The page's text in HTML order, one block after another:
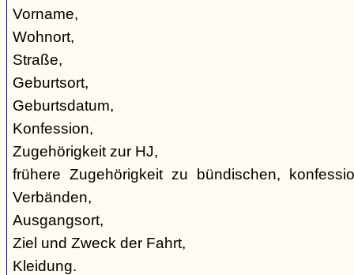
Vorname,
Wohnort,
Straße,
Geburtsort,
Geburtsdatum,
Konfession,
Zugehörigkeit zur HJ,
frühere Zugehörigkeit zu bündischen,
Verbänden,
Ausgangsort,
Ziel und Zweck der Fahrt,
Kleidung.